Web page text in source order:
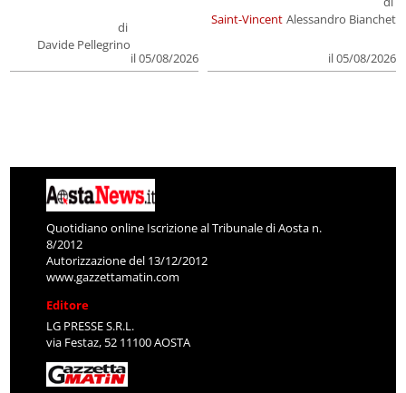
di
Davide Pellegrino
il 05/08/2026
Saint-Vincent Alessandro Bianchet
il 05/08/2026
Quotidiano online Iscrizione al Tribunale di Aosta n.
8/2012
Autorizzazione del 13/12/2012
www.gazzettamatin.com
Editore
LG PRESSE S.R.L.
via Festaz, 52 11100 AOSTA